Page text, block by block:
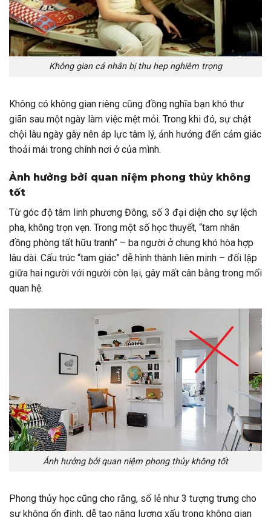
Không gian cá nhân bị thu hẹp nghiêm trọng
Không có không gian riêng cũng đồng nghĩa bạn khó thư
giãn sau một ngày làm việc mệt mỏi. Trong khi đó, sự chật
chội lâu ngày gây nên áp lực tâm lý, ảnh hưởng đến cảm giác
thoải mái trong chính nơi ở của mình.
Ảnh hưởng bởi quan niệm phong thủy không
tốt
Từ góc độ tâm linh phương Đông, số 3 đại diện cho sự lệch
pha, không trọn vẹn. Trong một số học thuyết, “tam nhân
đồng phòng tất hữu tranh” – ba người ở chung khó hòa hợp
lâu dài. Cấu trúc “tam giác” dễ hình thành liên minh – đối lập
giữa hai người với người còn lại, gây mất cân bằng trong mối
quan hệ.
Ảnh hưởng bởi quan niệm phong thủy không tốt
Phong thủy học cũng cho rằng, số lẻ như 3 tượng trưng cho
sự không ổn định, dễ tạo năng lượng xấu trong không gian